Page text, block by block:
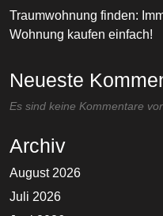
Traumwohnung finden:
Wohnung kaufen einfach!
Neueste
Es sind keine Kommentare
Archiv
August 2026
Juli 2026